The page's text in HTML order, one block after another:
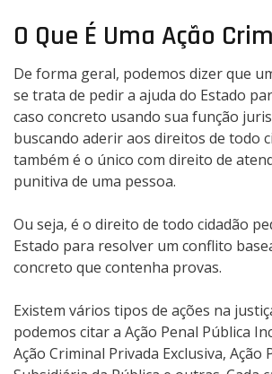
O Que É Uma Ação
De forma geral, podemos dizer que
se trata de pedir a ajuda do Estado
caso concreto usando sua função
buscando aderir aos direitos de todo
também é o único com direito de
punitiva de uma pessoa.
Ou seja, é o direito de todo cidadão
Estado para resolver um conflito
concreto que contenha provas.
Existem vários tipos de ações na
podemos citar a Ação Penal Pública
Ação Criminal Privada Exclusiva, Ação